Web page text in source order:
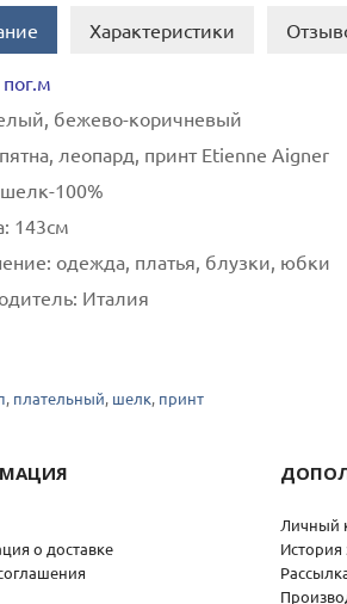
Характеристики
бежево-коричневый
пятна, леопард, принт Etienne Aigner
шелк-100%
143см
одежда, платья, блузки, юбки
Италия
, плательный, шелк, принт
о доставке
Личный
История